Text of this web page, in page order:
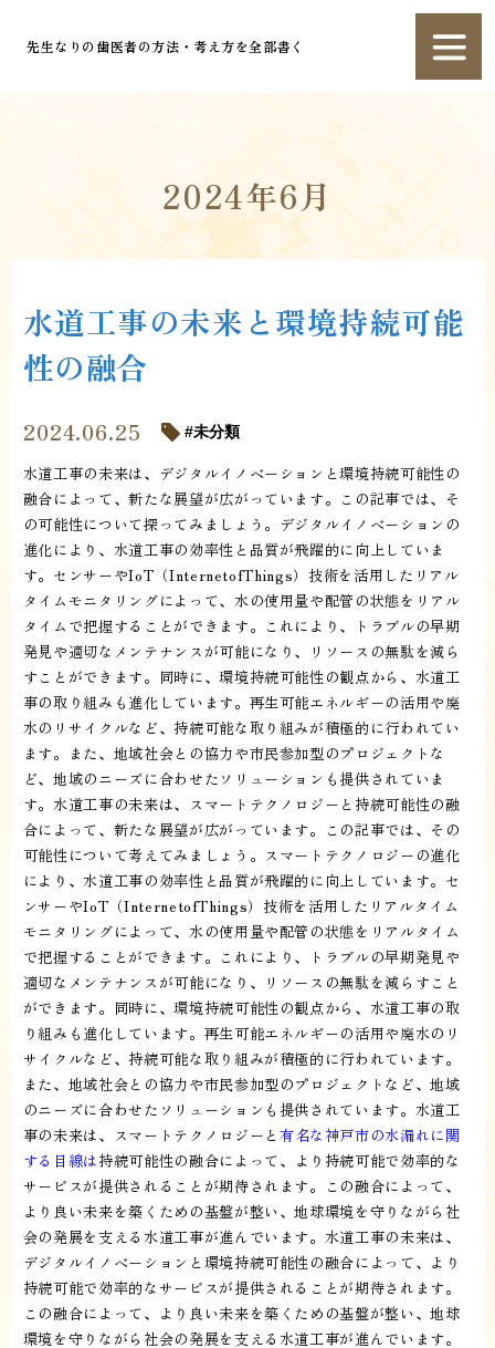
先生なりの歯医者の方法・考え方を全部書く
2024年6月
水道工事の未来と環境持続可能
性の融合
2024.06.25 未分類
水道工事の未来は、デジタルイノベーションと環境持続可能性の
融合によって、新たな展望が広がっています。この記事では、そ
の可能性について探ってみましょう。デジタルイノベーションの
進化により、水道工事の効率性と品質が飛躍的に向上していま
す。センサーやIoT（InternetofThings）技術を活用したリアル
タイムモニタリングによって、水の使用量や配管の状態をリアル
タイムで把握することができます。これにより、トラブルの早期
発見や適切なメンテナンスが可能になり、リソースの無駄を減ら
すことができます。同時に、環境持続可能性の観点から、水道工
事の取り組みも進化しています。再生可能エネルギーの活用や廃
水のリサイクルなど、持続可能な取り組みが積極的に行われてい
ます。また、地域社会との協力や市民参加型のプロジェクトな
ど、地域のニーズに合わせたソリューションも提供されていま
す。水道工事の未来は、スマートテクノロジーと持続可能性の融
合によって、新たな展望が広がっています。この記事では、その
可能性について考えてみましょう。スマートテクノロジーの進化
により、水道工事の効率性と品質が飛躍的に向上しています。セ
ンサーやIoT（InternetofThings）技術を活用したリアルタイム
モニタリングによって、水の使用量や配管の状態をリアルタイム
で把握することができます。これにより、トラブルの早期発見や
適切なメンテナンスが可能になり、リソースの無駄を減らすこと
ができます。同時に、環境持続可能性の観点から、水道工事の取
り組みも進化しています。再生可能エネルギーの活用や廃水のリ
サイクルなど、持続可能な取り組みが積極的に行われています。
また、地域社会との協力や市民参加型のプロジェクトなど、地域
のニーズに合わせたソリューションも提供されています。水道工
事の未来は、スマートテクノロジーと有名な神戸市の水漏れに関
する目線は持続可能性の融合によって、より持続可能で効率的な
サービスが提供されることが期待されます。この融合によって、
より良い未来を築くための基盤が整い、地球環境を守りながら社
会の発展を支える水道工事が進んでいます。水道工事の未来は、
デジタルイノベーションと環境持続可能性の融合によって、より
持続可能で効率的なサービスが提供されることが期待されます。
この融合によって、より良い未来を築くための基盤が整い、地球
環境を守りながら社会の発展を支える水道工事が進んでいます。